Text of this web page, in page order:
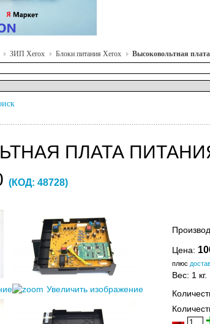
ЗИП Xerox Блоки питания Xerox Высоковольтная
ПЛАТА ПИТАНИЯ
(КОД: 48728)
Увеличить изображение
Цена:
плюс
Вес: 1 кг.